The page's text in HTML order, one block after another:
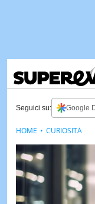
Seguici su: Google
HOME CURIOSITÀ